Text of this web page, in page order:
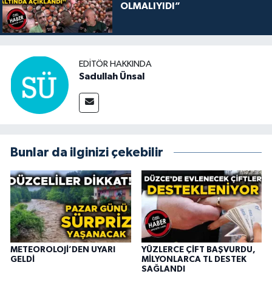
OLMALIYIDI”
EDITÖR HAKKINDA
Sadullah Ünsal
Bunlar da ilginizi çekebilir
METEOROLOJİ’DEN UYARI
GELDİ
YÜZLERCE ÇİFT BAŞVURDU,
MİLYONLARCA TL DESTEK
SAĞLANDI